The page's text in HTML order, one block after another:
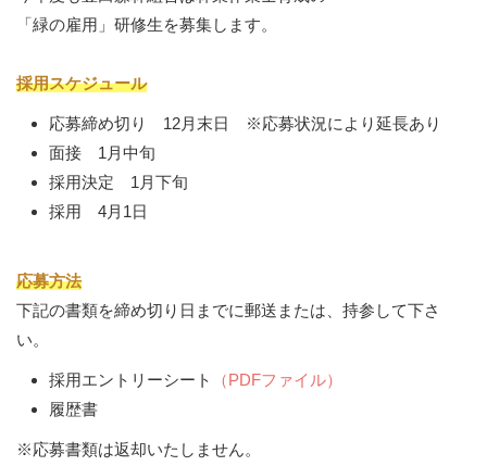
「緑の雇用」研修生を募集します。
採用スケジュール
応募締め切り 12月末日 ※応募状況により延長あり
面接 1月中旬
採用決定 1月下旬
採用 4月1日
応募方法
下記の書類を締め切り日までに郵送または、持参して下さ
い。
採用エントリーシート
（PDFファイル）
履歴書
※応募書類は返却いたしません。